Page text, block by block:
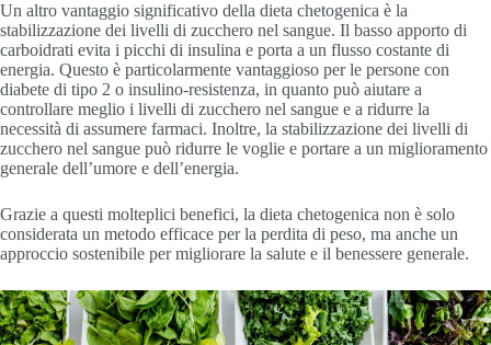
Un altro vantaggio significativo della dieta chetogenica è la
stabilizzazione dei livelli di zucchero nel sangue. Il basso apporto di
carboidrati evita i picchi di insulina e porta a un flusso costante di
energia. Questo è particolarmente vantaggioso per le persone con
diabete di tipo 2 o insulino-resistenza, in quanto può aiutare a
controllare meglio i livelli di zucchero nel sangue e a ridurre la
necessità di assumere farmaci. Inoltre, la stabilizzazione dei livelli di
zucchero nel sangue può ridurre le voglie e portare a un miglioramento
generale dell’umore e dell’energia.
Grazie a questi molteplici benefici, la dieta chetogenica non è solo
considerata un metodo efficace per la perdita di peso, ma anche un
approccio sostenibile per migliorare la salute e il benessere generale.